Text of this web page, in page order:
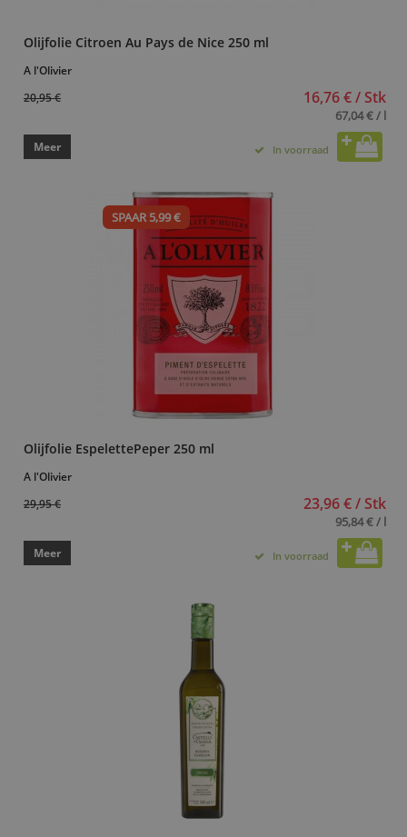
Olijfolie Citroen Au Pays de Nice 250 ml
A l'Olivier
20,95 €
16,76 € / Stk
67,04 € / l
Meer In voorraad
SPAAR 5,99 €
Olijfolie EspelettePeper 250 ml
A l'Olivier
29,95 €
23,96 € / Stk
95,84 € / l
Meer In voorraad